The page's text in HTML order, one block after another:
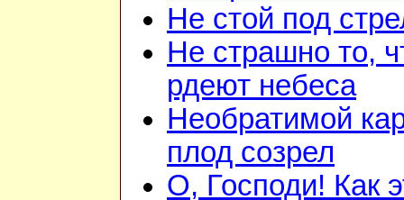
Не стой под
Не страшно то,
рдеют небеса
Необратимой
плод созрел
О, Господи! Как